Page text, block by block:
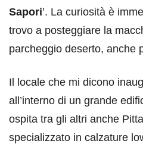
Sapori’. La curiosità è
trovo a posteggiare la
parcheggio deserto, anche
Il locale che mi dicono
all’interno di un grande
ospita tra gli altri anche
specializzato in calzature